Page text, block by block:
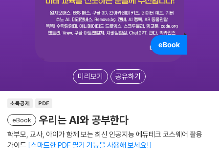
미리보기 공유하기
소득공제 PDF
eBook 우리는 AI와 공부한다
학부모, 교사, 아이가 함께 보는 최신 인공지능 에듀테크 코스웨어 활용
가이드 스마트한 PDF 필기 기능을 사용해 보세요!